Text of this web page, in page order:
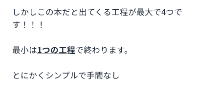
しかしこの本だと出てくる工程が最大で4つで
す！！！
最小は1つの工程で終わります。
とにかくシンプルで手間なし